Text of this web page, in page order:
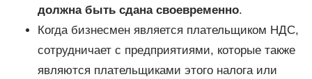
должна быть сдана своевременно.
Когда бизнесмен является плательщиком НДС,
сотрудничает с предприятиями, которые также
являются плательщиками этого налога или